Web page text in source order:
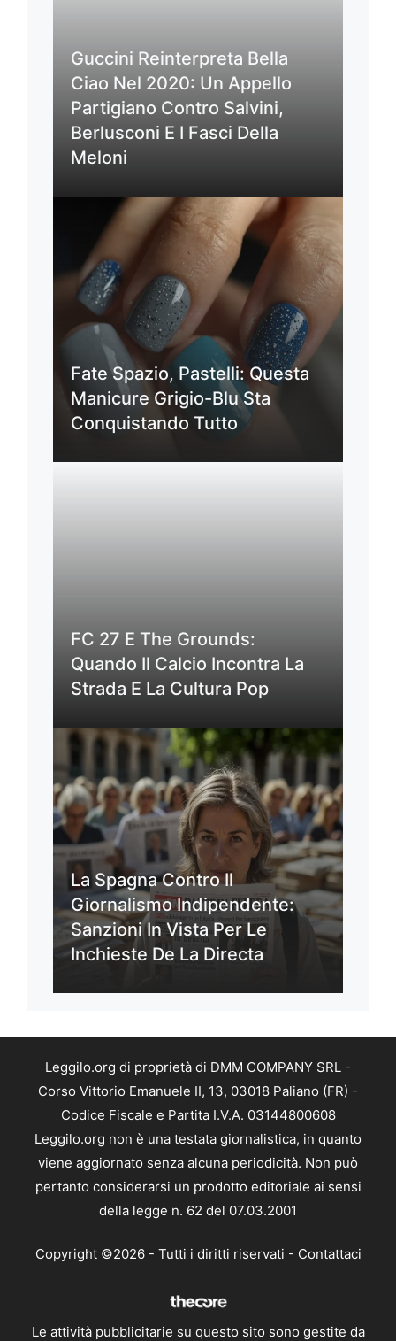
Guccini Reinterpreta Bella
Ciao Nel 2020: Un Appello
Partigiano Contro Salvini,
Berlusconi E I Fasci Della
Meloni
Fate Spazio, Pastelli: Questa
Manicure Grigio-Blu Sta
Conquistando Tutto
FC 27 E The Grounds:
Quando Il Calcio Incontra La
Strada E La Cultura Pop
La Spagna Contro Il
Giornalismo Indipendente:
Sanzioni In Vista Per Le
Inchieste De La Directa
Leggilo.org di proprietà di DMM COMPANY SRL -
Corso Vittorio Emanuele II, 13, 03018 Paliano (FR) -
Codice Fiscale e Partita I.V.A. 03144800608
Leggilo.org non è una testata giornalistica, in quanto
viene aggiornato senza alcuna periodicità. Non può
pertanto considerarsi un prodotto editoriale ai sensi
della legge n. 62 del 07.03.2001
Copyright ©2026 - Tutti i diritti riservati - Contattaci
Le attività pubblicitarie su questo sito sono gestite da